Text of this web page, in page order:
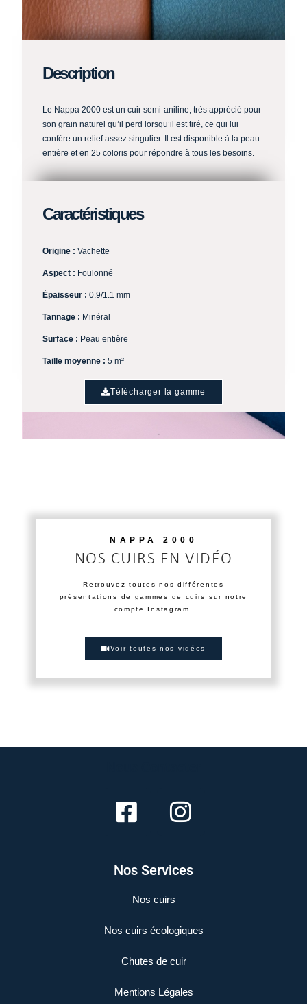
Description
Le Nappa 2000 est un cuir semi-aniline, très apprécié pour
son grain naturel qu’il perd lorsqu’il est tiré, ce qui lui
confère un relief assez singulier. Il est disponible à la peau
entière et en 25 coloris pour répondre à tous les besoins.
Caractéristiques
Origine : Vachette
Aspect : Foulonné
Épaisseur : 0.9/1.1 mm
Tannage : Minéral
Surface : Peau entière
Taille moyenne : 5 m²
Télécharger la gamme
NAPPA 2000
NOS CUIRS EN VIDÉO
Retrouvez toutes nos différentes
présentations de gammes de cuirs sur notre
compte Instagram.
Voir toutes nos vidéos
Nos Services
Nos cuirs
Nos cuirs écologiques
Chutes de cuir
Mentions Légales